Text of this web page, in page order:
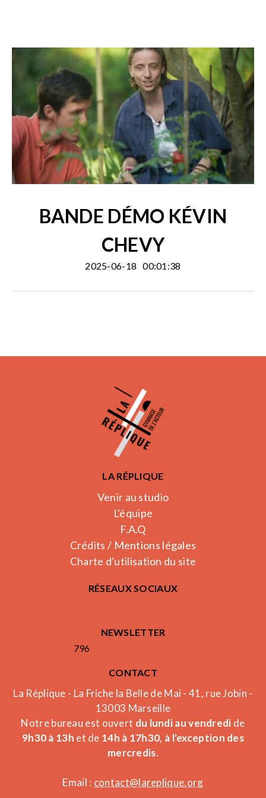
BANDE DÉMO KÉVIN
CHEVY
2025-06-18 00:01:38
LA RÉPLIQUE
Venir au studio
L'équipe
F.A.Q
Crédits / Mentions légales
Charte d'utilisation du site
RÉSEAUX SOCIAUX
NEWSLETTER
796
CONTACT
La Réplique - La Friche la Belle de Mai - 41, rue Jobin -
13003 Marseille
Notre bureau est ouvert du lundi au vendredi de
9h30 à 13h et de 14h à 17h30, à l'exception des
mercredis.
Email : contact@lareplique.org